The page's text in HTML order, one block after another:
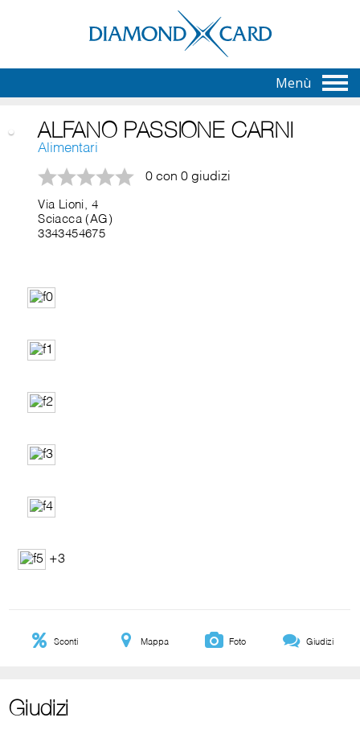
Menù
ALFANO PASSIONE CARNI
Alimentari
0 con 0 giudizi
Via Lioni, 4
Sciacca (AG)
3343454675
+3
Sconti Mappa Foto Giudizi
Giudizi